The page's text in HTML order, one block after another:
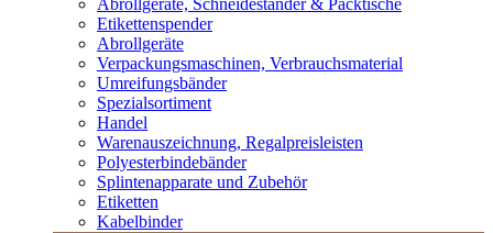
Abrollgeräte, Schneideständer & Packtische
Etikettenspender
Abrollgeräte
Verpackungsmaschinen, Verbrauchsmaterial
Umreifungsbänder
Spezialsortiment
Handel
Warenauszeichnung, Regalpreisleisten
Polyesterbindebänder
Splintenapparate und Zubehör
Etiketten
Kabelbinder